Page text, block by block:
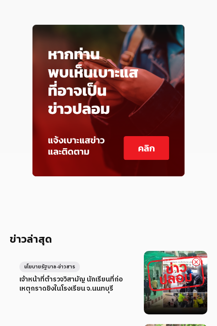
ข่าวล่าสุด
เจ้าหน้าที่ตำรวจวิสามัญ นักเรียนที่ก่อ
เหตุกราดยิงในโรงเรียน จ.นนทบุรี
นโยบายรัฐบาล-ข่าวสาร